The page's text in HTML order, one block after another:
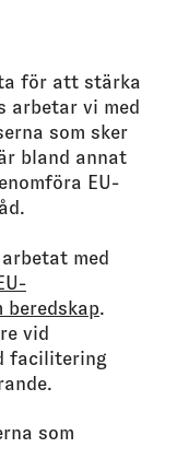
för att stärka
arbetar vi med
som sker
bland annat
EU-
med
beredskap.
vid
facilitering
som